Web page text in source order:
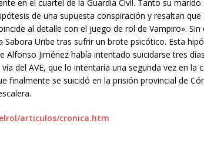
en el cuartel de la Guardia Civil. Tanto su marido
de una supuesta conspiración y resaltan
al detalle con el juego de rol de Vampiro». Sin
Uribe tras sufrir un brote psicótico. Esta
Alfonso Jiménez había intentado suicidarse tres
del AVE, que lo intentaría una segunda vez en la
finalmente se suicidó en la prisión provincial de
articulos/cronica.htm